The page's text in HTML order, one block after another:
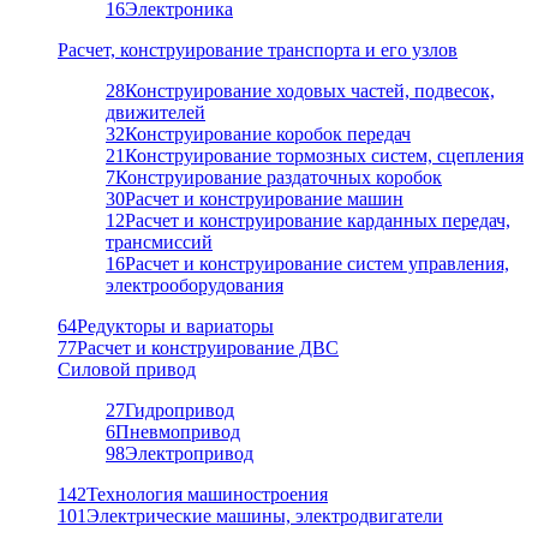
16Электроника
Расчет, конструирование транспорта и его узлов
28Конструирование ходовых частей, подвесок,
движителей
32Конструирование коробок передач
21Конструирование тормозных систем, сцепления
7Конструирование раздаточных коробок
30Расчет и конструирование машин
12Расчет и конструирование карданных передач,
трансмиссий
16Расчет и конструирование систем управления,
электрооборудования
64Редукторы и вариаторы
77Расчет и конструирование ДВС
Силовой привод
27Гидропривод
6Пневмопривод
98Электропривод
142Технология машиностроения
101Электрические машины, электродвигатели